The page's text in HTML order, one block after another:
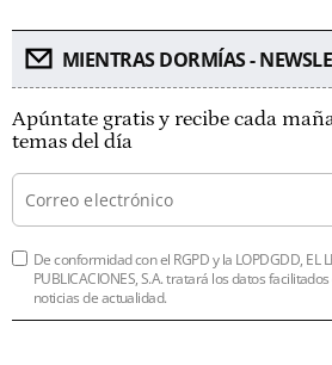
MIENTRAS DORMÍAS -
Apúntate gratis y recibe cada
temas del día
De conformidad con el RGPD y la LOPDGDD, EL
PUBLICACIONES, S.A. tratará los datos
noticias de actualidad.